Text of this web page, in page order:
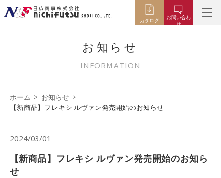
カタログ
お問い合わ
せ
お知らせ
INFORMATION
ホーム
お知らせ
【新商品】フレキシ ルヴァン発売開始のお知らせ
2024/03/01
【新商品】フレキシ ルヴァン発売開始のお知ら
せ